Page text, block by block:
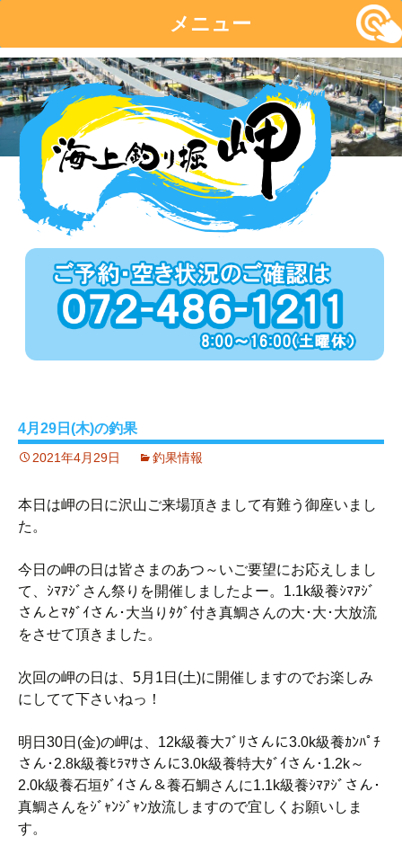
メニュー
コ
ン
テ
ン
4月29日(木)の釣果
2021年4月29日 釣果情報
本日は岬の日に沢山ご来場頂きまして有難う御座いまし
た。
今日の岬の日は皆さまのあつ～いご要望にお応えしまし
て、ｼﾏｱｼﾞさん祭りを開催しましたよー。1.1k級養ｼﾏｱｼﾞ
さんとﾏﾀﾞｲさん･大当りﾀｸﾞ付き真鯛さんの大･大･大放流
をさせて頂きました。
次回の岬の日は、5月1日(土)に開催しますのでお楽しみ
にしてて下さいねっ！
明日30日(金)の岬は、12k級養大ﾌﾞﾘさんに3.0k級養ｶﾝﾊﾟﾁ
さん･2.8k級養ﾋﾗﾏｻさんに3.0k級養特大ﾀﾞｲさん･1.2k～
2.0k級養石垣ﾀﾞｲさん＆養石鯛さんに1.1k級養ｼﾏｱｼﾞさん･
真鯛さんをｼﾞｬﾝｼﾞｬﾝ放流しますので宜しくお願いしま
す。